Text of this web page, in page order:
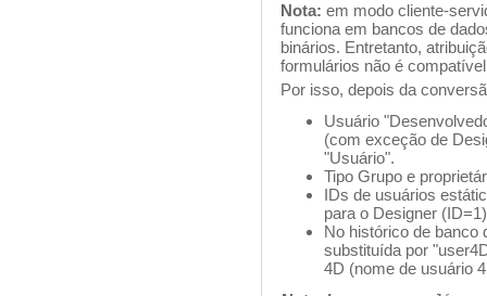
Nota: em modo cliente-
funciona em bancos de
binários. Entretanto,
formulários não é
Por isso, depois da
Usuário
(com exceção de
"Usuário".
Tipo Grupo e
IDs de usuários
para o Designer
No histórico de banco
substituída por
4D (nome de usuário